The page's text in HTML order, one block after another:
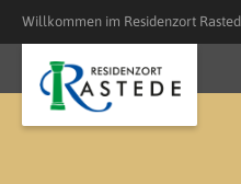
Willkommen im Residenzort